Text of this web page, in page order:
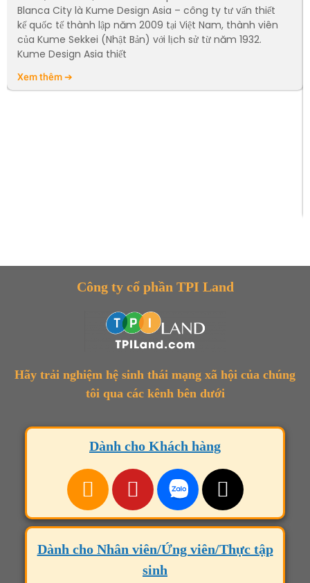
Blanca City là Kume Design Asia – công ty tư vấn thiết
kế quốc tế thành lập năm 2009 tại Việt Nam, thành viên
của Kume Sekkei (Nhật Bản) với lịch sử từ năm 1932.
Kume Design Asia thiết
Xem thêm ➔
Công ty cổ phần TPI Land
Hãy trải nghiệm hệ sinh thái mạng xã hội của chúng
tôi qua các kênh bên dưới
Dành cho Khách hàng
Dành cho Nhân viên/Ứng viên/Thực tập
sinh